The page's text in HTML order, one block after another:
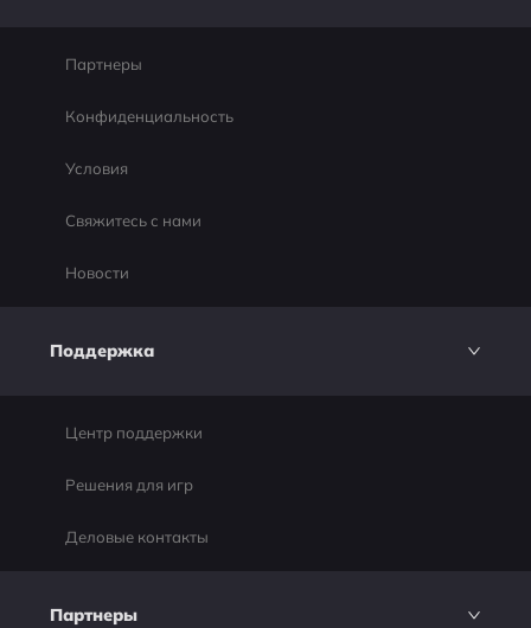
Партнеры
Конфиденциальность
Условия
Свяжитесь с нами
Новости
Поддержка
Центр поддержки
Решения для игр
Деловые контакты
Партнеры